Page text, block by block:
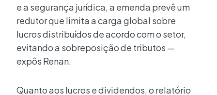
e a segurança jurídica, a emenda prevê um
redutor que limita a carga global sobre
lucros distribuídos de acordo com o setor,
evitando a sobreposição de tributos —
expôs Renan.
Quanto aos lucros e dividendos, o relatório